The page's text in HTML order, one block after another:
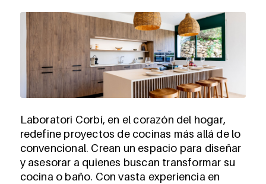
Laboratori Corbí, en el corazón del hogar,
redefine proyectos de cocinas más allá de lo
convencional. Crean un espacio para diseñar
y asesorar a quienes buscan transformar su
cocina o baño. Con vasta experiencia en